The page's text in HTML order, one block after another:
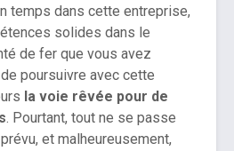
temps dans cette entreprise,
solides dans le
de fer que vous avez
poursuivre avec cette
la voie rêvée pour de
. Pourtant, tout ne se passe
et malheureusement,